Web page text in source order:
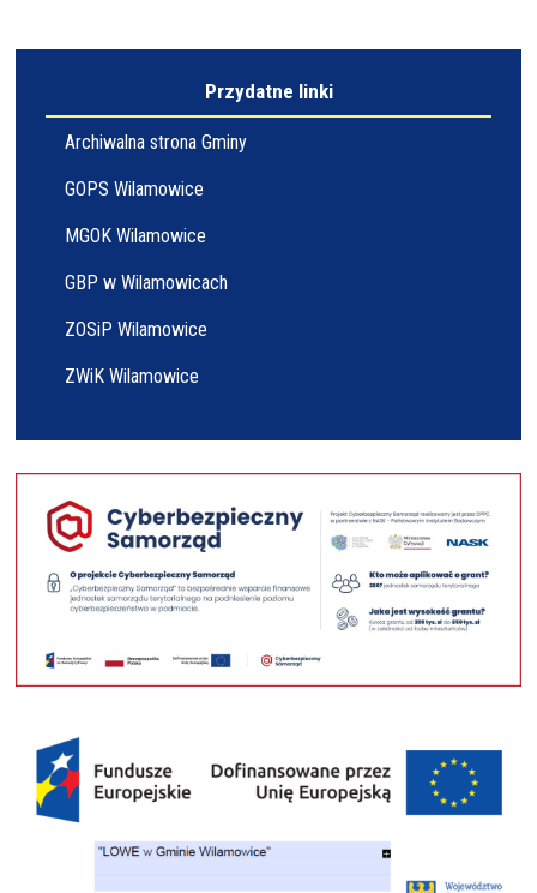
Przydatne linki
Archiwalna strona Gminy
GOPS Wilamowice
MGOK Wilamowice
GBP w Wilamowicach
ZOSiP Wilamowice
ZWiK Wilamowice